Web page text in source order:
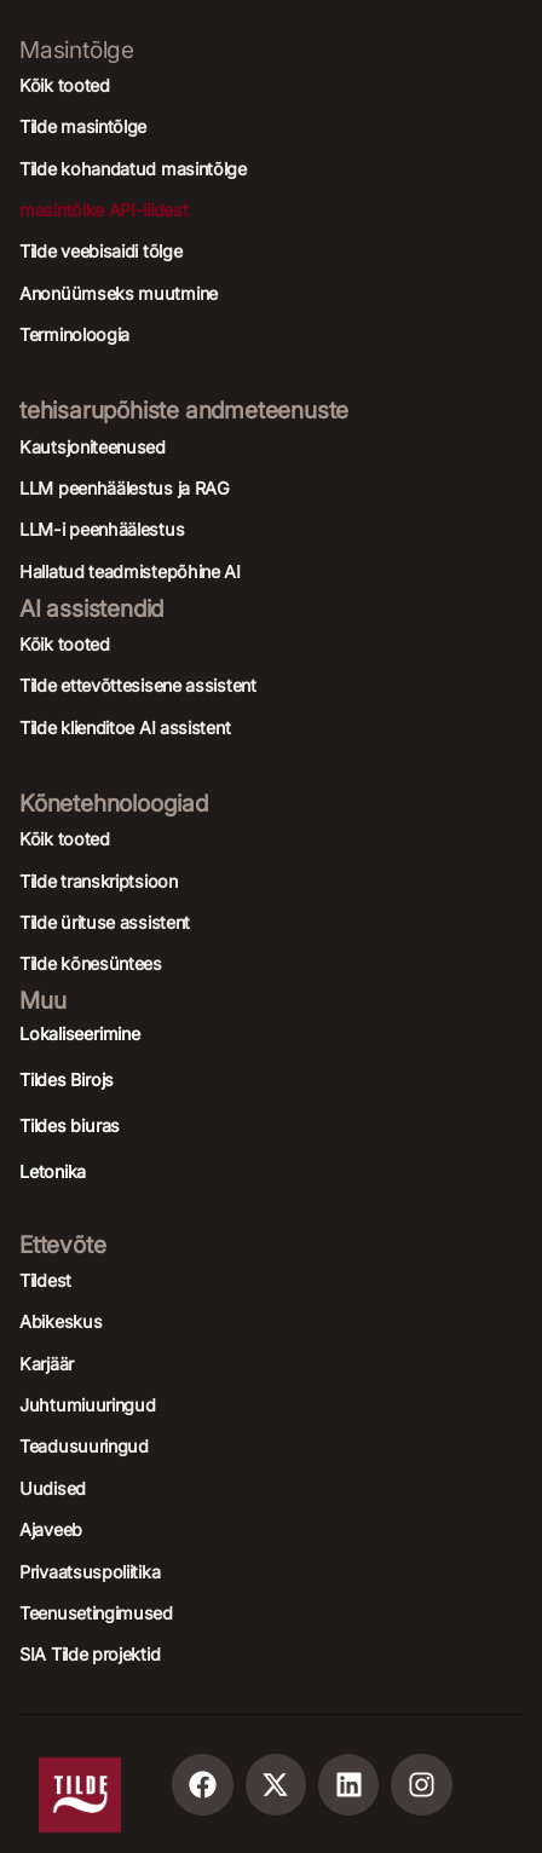
Masintõlge
Kõik tooted
Tilde masintõlge
Tilde kohandatud masintõlge
masintõlke API-liidest
Tilde veebisaidi tõlge
Anonüümseks muutmine
Terminoloogia
tehisarupõhiste andmeteenuste
Kautsjoniteenused
LLM peenhäälestus ja RAG
LLM-i peenhäälestus
Hallatud teadmistepõhine AI
AI assistendid
Kõik tooted
Tilde ettevõttesisene assistent
Tilde klienditoe AI assistent
Kõnetehnoloogiad
Kõik tooted
Tilde transkriptsioon
Tilde ürituse assistent
Tilde kõnesüntees
Muu
Lokaliseerimine
Tildes Birojs
Tildes biuras
Letonika
Ettevõte
Tildest
Abikeskus
Karjäär
Juhtumiuuringud
Teadusuuringud
Uudised
Ajaveeb
Privaatsuspoliitika
Teenusetingimused
SIA Tilde projektid